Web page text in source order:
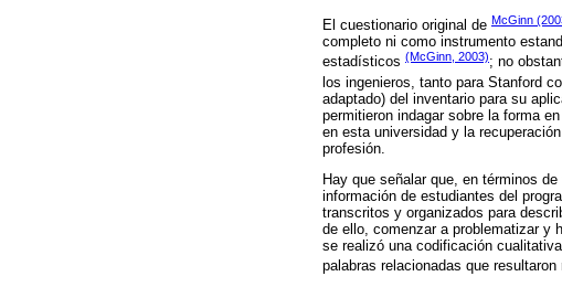
El cuestionario original de McGinn
completo ni como instrumento
estadísticos (McGinn, 2003); no
los ingenieros, tanto para Stanford
adaptado) del inventario para su
permitieron indagar sobre la forma
en esta universidad y la
profesión.
Hay que señalar que, en términos
información de estudiantes del
transcritos y organizados para
de ello, comenzar a problematizar y
se realizó una codificación
palabras relacionadas que resultaron